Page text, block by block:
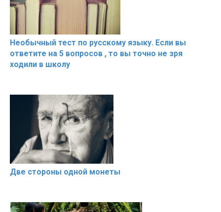
Необычный тест по русскому языку. Если вы
ответите на 5 вопросов , то вы точно не зря
ходили в школу
Две стороны одной монеты